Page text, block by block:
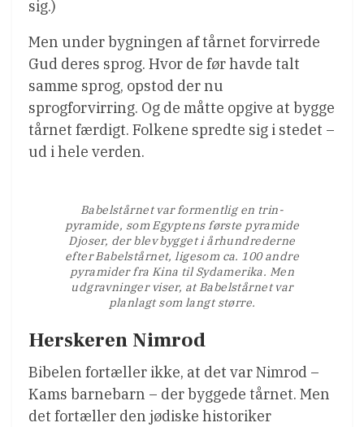
sig.)
Men under bygningen af tårnet forvirrede
Gud deres sprog. Hvor de før havde talt
samme sprog, opstod der nu
sprogforvirring. Og de måtte opgive at bygge
tårnet færdigt. Folkene spredte sig i stedet –
ud i hele verden.
Babelstårnet var formentlig en trin-
pyramide, som Egyptens første pyramide
Djoser, der blev bygget i århundrederne
efter Babelstårnet, ligesom ca. 100 andre
pyramider fra Kina til Sydamerika. Men
udgravninger viser, at Babelstårnet var
planlagt som langt større.
Herskeren Nimrod
Bibelen fortæller ikke, at det var Nimrod –
Kams barnebarn – der byggede tårnet. Men
det fortæller den jødiske historiker